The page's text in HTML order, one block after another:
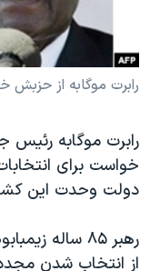
فرهنگ و زندگی
حقوق شهروندی
اقتصادی
اسرائیل در جنگ
مستندها
انتخابات ریاست جمهوری
حمله جمهوری اسلامی
ورزش زنان در ایران
اعتراضات زن، زندگی،
تریبونال مردمی آبان ۹۸
زبانهای مختلف
رابرت موگابه از حزبش
رابرت موگابه
خواست برای
دولت وحدت این
رهبر ۸۵ ساله